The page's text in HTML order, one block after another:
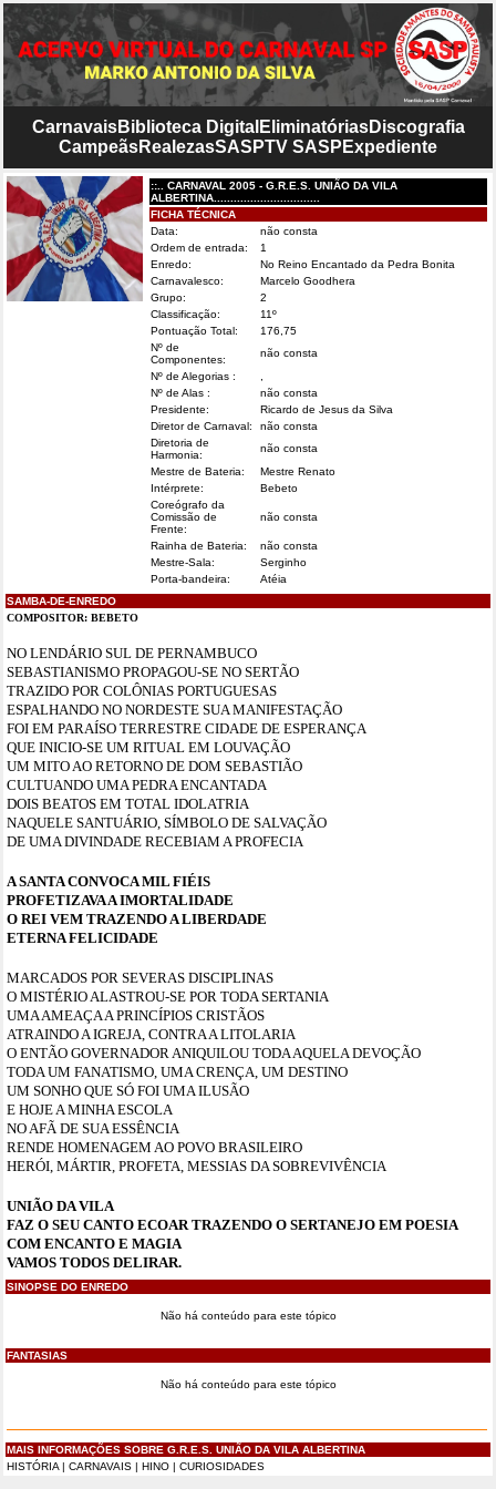
CarnavaisBiblioteca Digital EliminatóriasDiscografia
CampeãsRealezasSASPTV SASP Expediente
::.. CARNAVAL 2005 - G.R.E.S. UNIÃO DA VILA
ALBERTINA................................
FICHA TÉCNICA
Data:
não consta
Ordem de entrada:
1
Enredo:
No Reino Encantado da Pedra Bonita
Carnavalesco:
Marcelo Goodhera
Grupo:
2
Classificação:
11º
Pontuação Total:
176,75
Nº de
Componentes:
não consta
Nº de Alegorias :
Nº de Alas :
não consta
Presidente:
Ricardo de Jesus da Silva
Diretor de Carnaval:
não consta
Diretoria de
Harmonia:
não consta
Mestre de Bateria:
Mestre Renato
Intérprete:
Bebeto
Coreógrafo da
Comissão de
Frente:
não consta
Rainha de Bateria:
não consta
Mestre-Sala:
Serginho
Porta-bandeira:
Atéia
SAMBA-DE-ENREDO
COMPOSITOR: BEBETO
NO LENDÁRIO SUL DE PERNAMBUCO
SEBASTIANISMO PROPAGOU-SE NO SERTÃO
TRAZIDO POR COLÔNIAS PORTUGUESAS
ESPALHANDO NO NORDESTE SUA MANIFESTAÇÃO
FOI EM PARAÍSO TERRESTRE CIDADE DE ESPERANÇA
QUE INICIO-SE UM RITUAL EM LOUVAÇÃO
UM MITO AO RETORNO DE DOM SEBASTIÃO
CULTUANDO UMA PEDRA ENCANTADA
DOIS BEATOS EM TOTAL IDOLATRIA
NAQUELE SANTUÁRIO, SÍMBOLO DE SALVAÇÃO
DE UMA DIVINDADE RECEBIAM A PROFECIA
A SANTA CONVOCA MIL FIÉIS
PROFETIZAVA A IMORTALIDADE
O REI VEM TRAZENDO A LIBERDADE
ETERNA FELICIDADE
MARCADOS POR SEVERAS DISCIPLINAS
O MISTÉRIO ALASTROU-SE POR TODA SERTANIA
UMA AMEAÇA A PRINCÍPIOS CRISTÃOS
ATRAINDO A IGREJA, CONTRA A LITOLARIA
O ENTÃO GOVERNADOR ANIQUILOU TODA AQUELA DEVOÇÃO
TODA UM FANATISMO, UMA CRENÇA, UM DESTINO
UM SONHO QUE SÓ FOI UMA ILUSÃO
E HOJE A MINHA ESCOLA
NO AFÃ DE SUA ESSÊNCIA
RENDE HOMENAGEM AO POVO BRASILEIRO
HERÓI, MÁRTIR, PROFETA, MESSIAS DA SOBREVIVÊNCIA
UNIÃO DA VILA
FAZ O SEU CANTO ECOAR TRAZENDO O SERTANEJO EM POESIA
COM ENCANTO E MAGIA
VAMOS TODOS DELIRAR.
SINOPSE DO ENREDO
Não há conteúdo para este tópico
FANTASIAS
Não há conteúdo para este tópico
MAIS INFORMAÇÕES SOBRE G.R.E.S. UNIÃO DA VILA ALBERTINA
HISTÓRIA | CARNAVAIS | HINO | CURIOSIDADES